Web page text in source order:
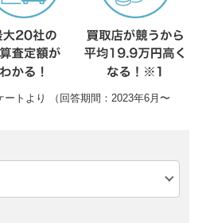
トより （回答期間：2023年6月〜